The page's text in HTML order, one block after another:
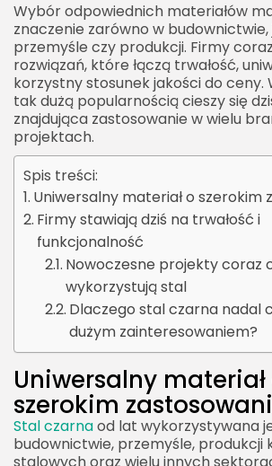
Wybór odpowiednich materiałów
znaczenie zarówno w budownictwie,
przemyśle czy produkcji. Firmy
rozwiązań, które łączą trwałość,
korzystny stosunek jakości do ceny.
tak dużą popularnością cieszy się
znajdująca zastosowanie w wielu
projektach.
Spis treści:
Uniwersalny materiał o szerokim
Firmy stawiają dziś na trwałość i
funkcjonalność
Nowoczesne projekty coraz
wykorzystują stal
Dlaczego stal czarna nadal
dużym zainteresowaniem?
Uniwersalny materiał
szerokim
Stal czarnaod lat wykorzystywana
budownictwie, przemyśle, produkcji